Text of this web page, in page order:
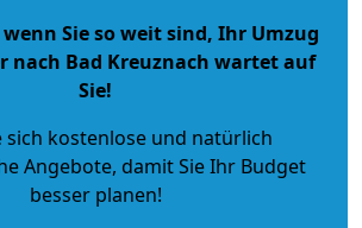
Sie so weit sind, Ihr Umzug
nach Bad Kreuznach wartet auf
Sie!
sich kostenlose und natürlich
Angebote, damit Sie Ihr Budget
besser planen!